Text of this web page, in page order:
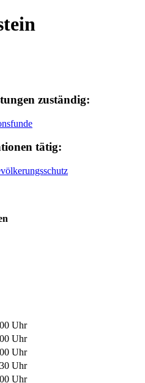
zuständig:
tätig:
Uhr
Uhr
Uhr
Uhr
Uhr